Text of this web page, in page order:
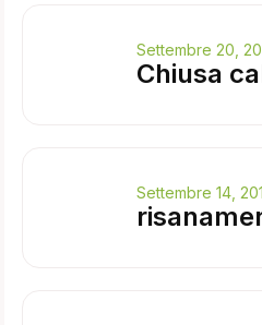
Settembre 20,
Chiusa
Settembre 14,